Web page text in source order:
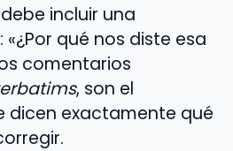
incluir una
qué nos diste esa
comentarios
, son el
dicen exactamente qué